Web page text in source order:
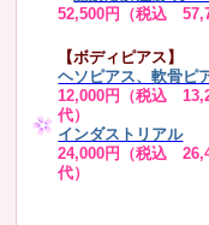
52,500円（税込
【ボディピアス】
ヘソピアス、軟骨ピ
12,000円（税込
代）
インダストリアル
24,000円（税込
代）